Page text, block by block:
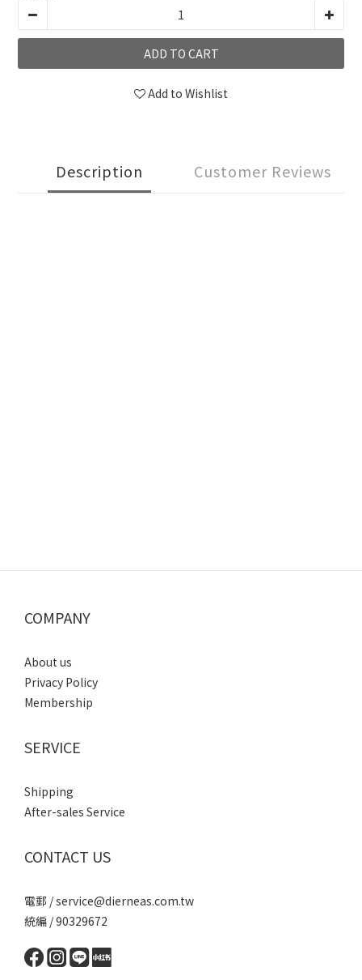
ADD TO CART
Add to Wishlist
Description Customer Reviews
COMPANY
About us
Privacy Policy
Membership
SERVICE
Shipping
After-sales Service
CONTACT US
電郵 / service@dierneas.com.tw
統編 / 90329672